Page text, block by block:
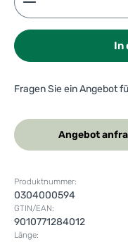
In
Fragen Sie ein Angebot
Angebot
Produktnummer:
0304000594
GTIN/EAN:
9010771284012
Länge: